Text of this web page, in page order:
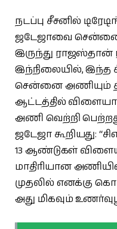
நடப்பு சீசனில்
ஜடேஜாவை சென்னை
இருந்து
இந்நிலையில், இந்த
சென்னை அணியும்
ஆட்டத்தில்
அணி வெற்றி
ஜடேஜா கூறியது:
13 ஆண்டுகள்
மாதிரியான
முதலில் எனக்கு
அது மிகவும்